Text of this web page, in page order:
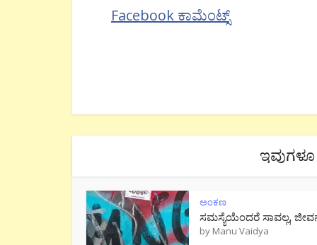
Facebook ಕಾಮೆಂಟ್ಸ್
ಅಂಕಣ
ಸಮಸ್ಯೆಯೆಂದರೆ ಸಾವಲ್ಲ,
by Manu Vaidya